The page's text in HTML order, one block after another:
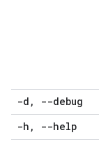
-d , --debug
-h , --help